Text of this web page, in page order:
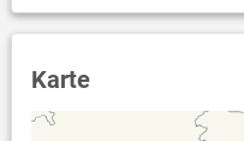
Karte